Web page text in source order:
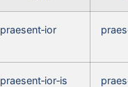
praesent‑ior
praesent‑ior‑is